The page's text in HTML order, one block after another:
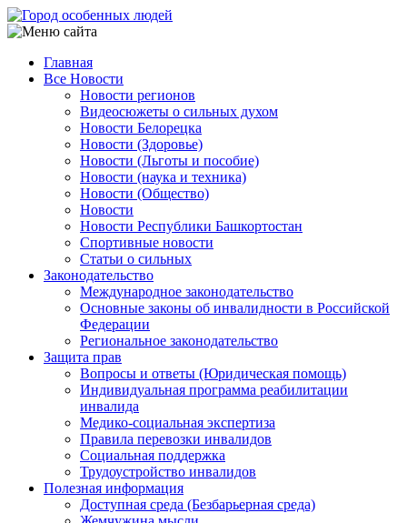
Перейти
к
содержанию
Main
navigation
Главная
Все Новости
Новости регионов
Видеосюжеты о сильных духом
Новости Белорецка
Новости (Здоровье)
Новости (Льготы и пособие)
Новости (наука и техника)
Новости (Общество)
Новости
Новости Республики Башкортостан
Спортивные новости
Статьи о сильных
Законодательство
Международное законодательство
Основные законы об инвалидности в Российской
Федерации
Региональное законодательство
Защита прав
Вопросы и ответы (Юридическая помощь)
Индивидуальная программа реабилитации
инвалида
Медико-социальная экспертиза
Правила перевозки инвалидов
Социальная поддержка
Трудоустройство инвалидов
Полезная информация
Доступная среда (Безбарьерная среда)